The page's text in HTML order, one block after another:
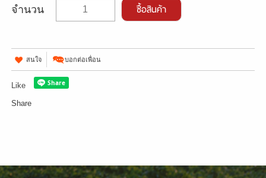
จำนวน ซื้อสินค้า
สนใจ บอกต่อเพื่อน
Like
Share